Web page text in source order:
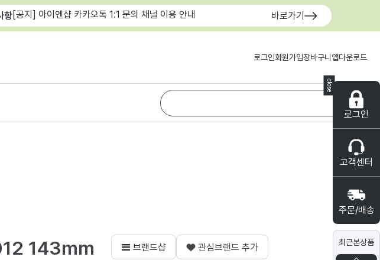
close
로그인
고객센터
주문/배송
최근본상품
항[공지] 아이엔샵 카카오톡 1:1 문의 채널 이용 안내 바로가기
로그인회원가입장바구니 앱다운로드
143mm 브랜드샵 관심브랜드 추가